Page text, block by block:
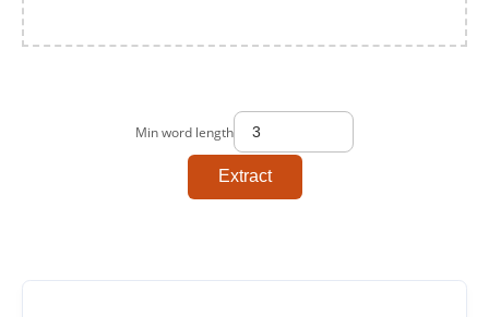
Min word length
Extract